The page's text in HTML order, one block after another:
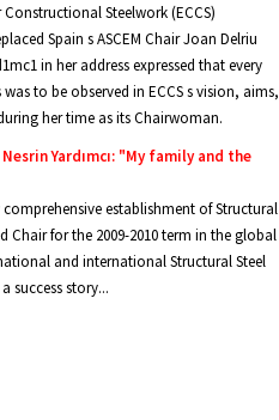
Steelwork (ECCS)
Spain s ASCEM Chair Joan Delriu
in her address expressed that every
to be observed in ECCS s vision, aims,
her time as its Chairwoman.
Yardımcı: "My family and the
establishment of Structural
Chair for the 2009-2010 term in the global
and international Structural Steel
success story...